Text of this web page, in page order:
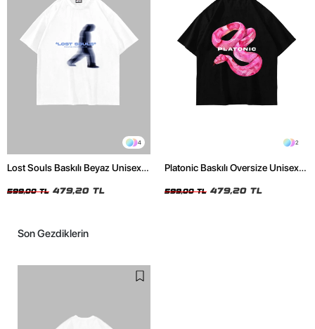
4
Lost Souls Baskılı Beyaz Unisex
599,00 TL 479,20 TL
2
Platonic Baskılı Oversize Unisex
599,00 TL 479,20 TL
Son Gezdiklerin